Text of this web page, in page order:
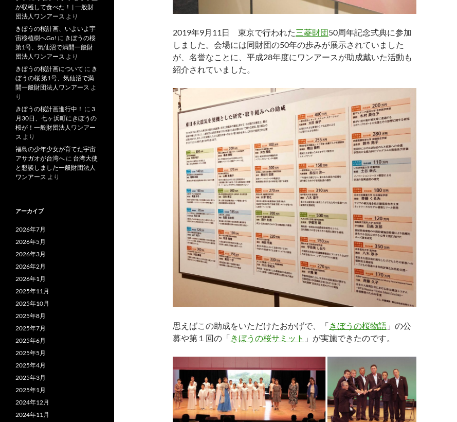
2019年9月11日 東京で行われた三菱財団50周年記念式典に参加
しました。会場には同財団の50年の歩みが展示されていました
が、名誉なことに、平成28年度にワンアースが助成戴いた活動も
紹介されていました。
思えばこの助成をいただけたおかげで、「きぼうの桜物語 」の公
募や第１回の「きぼうの桜サミット 」が実施できたのです。
が収穫して食べた！ | 一般財
団法人ワンアース より
きぼうの桜計画、いよいよ宇
宙桜植樹へGo! に きぼうの桜
第1号、気仙沼で満開一般財
団法人ワンアース より
きぼうの桜計画について に き
ぼうの桜 第1号、気仙沼で満
開一般財団法人ワンアース よ
り
きぼうの桜計画進行中！ に 3
月30日、七ヶ浜町にきぼうの
桜が！一般財団法人ワンアー
ス より
福島の少年少女が育てた宇宙
アサガオが台湾へ に 台湾大使
と懇談しました一般財団法人
ワンアース より
アーカイブ
2026年7月
2026年5月
2026年3月
2026年2月
2026年1月
2025年11月
2025年10月
2025年8月
2025年7月
2025年6月
2025年5月
2025年4月
2025年3月
2025年1月
2024年12月
2024年11月